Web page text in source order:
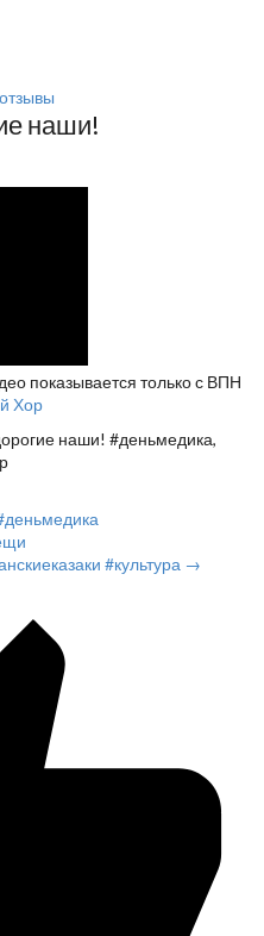
наши!
показывается только с ВПН
Хор
наши! #деньмедика,
#культура →